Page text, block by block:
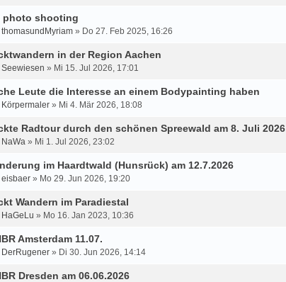
photo shooting
thomasundMyriam » Do 27. Feb 2025, 16:26
in der Region Aachen
Seewiesen » Mi 15. Jul 2026, 17:01
Leute die Interesse an einem Bodypainting haben
Körpermaler » Mi 4. Mär 2026, 18:08
Radtour durch den schönen Spreewald am 8. Juli 2026
NaWa » Mi 1. Jul 2026, 23:02
im Haardtwald (Hunsrück) am 12.7.2026
eisbaer » Mo 29. Jun 2026, 19:20
Wandern im Paradiestal
HaGeLu » Mo 16. Jan 2023, 10:36
Amsterdam 11.07.
DerRugener » Di 30. Jun 2026, 14:14
Dresden am 06.06.2026